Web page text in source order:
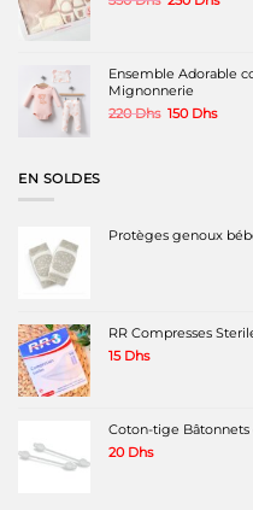
350 Dhs.250
Ensemble Adorable
Mignonnerie
220Dhs Le
150 DhsLe
EN SOLDES
Protèges genoux
RR Compresses
15 Dhs
Coton-tige Bâtonnets
20 Dhs